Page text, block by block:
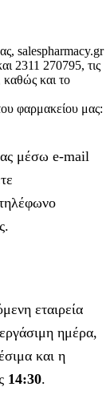
salespharmacy.gr
2311 270795, τις
καθώς και το
φαρμακείου μας:
μέσω e-mail
εταιρεία
ημέρα,
και η
14:30.